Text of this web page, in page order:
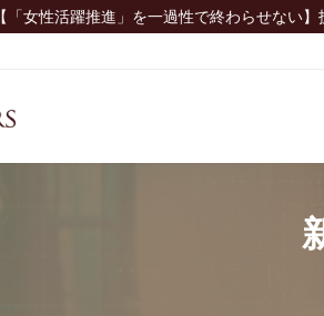
【「女性活躍推進」を一過性で終わらせない